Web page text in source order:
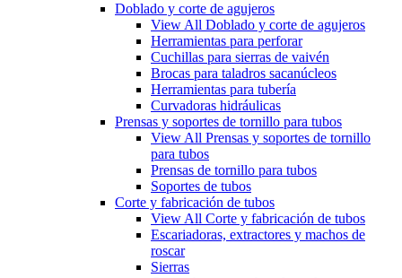
Doblado y corte de agujeros
View All Doblado y corte de agujeros
Herramientas para perforar
Cuchillas para sierras de vaivén
Brocas para taladros sacanúcleos
Herramientas para tubería
Curvadoras hidráulicas
Prensas y soportes de tornillo para tubos
View All Prensas y soportes de tornillo
para tubos
Prensas de tornillo para tubos
Soportes de tubos
Corte y fabricación de tubos
View All Corte y fabricación de tubos
Escariadoras, extractores y machos de
roscar
Sierras